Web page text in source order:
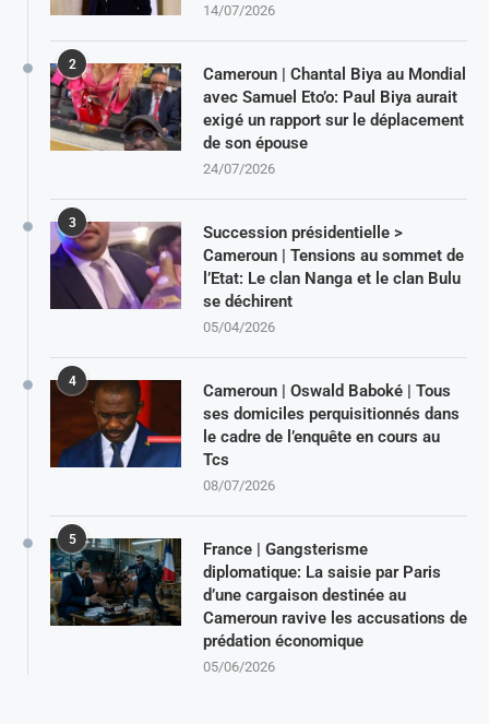
14/07/2026
2
Cameroun | Chantal Biya au Mondial
avec Samuel Eto’o: Paul Biya aurait
exigé un rapport sur le déplacement
de son épouse
24/07/2026
3
Succession présidentielle >
Cameroun | Tensions au sommet de
l’Etat: Le clan Nanga et le clan Bulu
se déchirent
05/04/2026
4
Cameroun | Oswald Baboké | Tous
ses domiciles perquisitionnés dans
le cadre de l’enquête en cours au
Tcs
08/07/2026
5
France | Gangsterisme
diplomatique: La saisie par Paris
d’une cargaison destinée au
Cameroun ravive les accusations de
prédation économique
05/06/2026